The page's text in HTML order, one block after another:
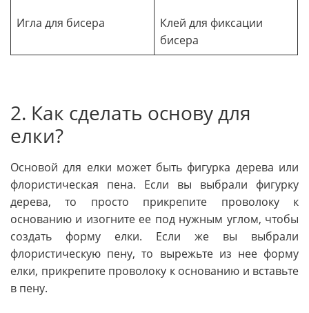
Игла для бисера
Клей для фиксации
бисера
2. Как сделать основу для
елки?
Основой для елки может быть фигурка дерева или
флористическая пена. Если вы выбрали фигурку
дерева, то просто прикрепите проволоку к
основанию и изогните ее под нужным углом, чтобы
создать форму елки. Если же вы выбрали
флористическую пену, то вырежьте из нее форму
елки, прикрепите проволоку к основанию и вставьте
в пену.